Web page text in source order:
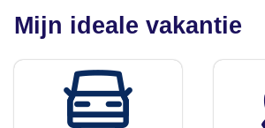
Mijn ideale vakantie